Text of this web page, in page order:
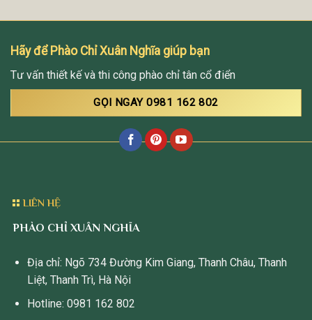
Hãy để Phào Chỉ Xuân Nghĩa giúp bạn
Tư vấn thiết kế và thi công phào chỉ tân cổ điển
GỌI NGAY 0981 162 802
LIÊN HỆ
PHÀO CHỈ XUÂN NGHĨA
Địa chỉ: Ngõ 734 Đường Kim Giang, Thanh Châu, Thanh
Liệt, Thanh Trì, Hà Nội
Hotline: 0981 162 802